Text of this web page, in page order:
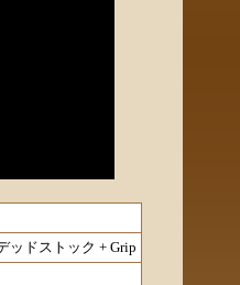
ッドストック + Grip